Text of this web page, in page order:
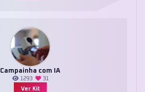
Campainha com IA
1293
31
Ver Kit